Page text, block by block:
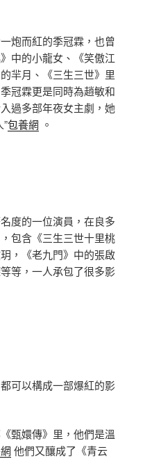
而紅的季冠霖，也曾
中的小龍女、《笑傲江
羋月、《三生三世》里
冠霖更是同時為趙敏和
過多部年夜女主劇，她
包養網 。
的一位演員，在良多
包含《三生三世十里桃
，《老九門》中的張啟
等，一人承包了很多影
以構成一部爆紅的影
嬛傳》里，他們是溫
他們又釀成了《青云